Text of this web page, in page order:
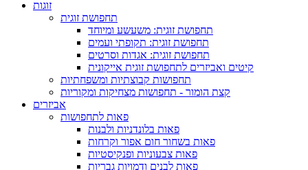
זוגות
תחפושת זוגית
תחפושת זוגית: משעשע ומיוחד
תחפושת זוגית: תקופתי ועמים
תחפושת זוגית: אגדות וסרטים
קיטים ואביזרים לתחפושת זוגית אייקונית
תחפושות קבוצתיות ומשפחתיות
קצת הומור - תחפושות מצחיקות ומקוריות
אביזרים
פאות לתחפושות
פאות בלונדניות ולבנות
פאות בשחור חום אפור וקרחות
פאות צבעוניות ופנקיסטיות
פאות לבנים ודמויות גבריות